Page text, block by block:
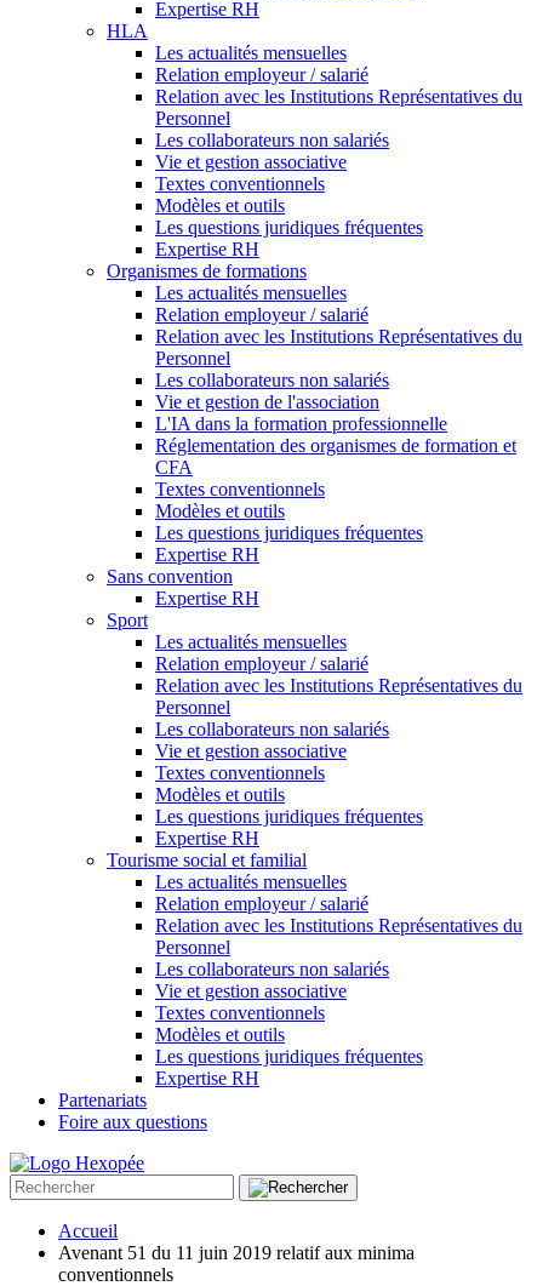
Expertise RH
HLA
Les actualités mensuelles
Relation employeur / salarié
Relation avec les Institutions Représentatives du
Personnel
Les collaborateurs non salariés
Vie et gestion associative
Textes conventionnels
Modèles et outils
Les questions juridiques fréquentes
Expertise RH
Organismes de formations
Les actualités mensuelles
Relation employeur / salarié
Relation avec les Institutions Représentatives du
Personnel
Les collaborateurs non salariés
Vie et gestion de l'association
L'IA dans la formation professionnelle
Réglementation des organismes de formation et
CFA
Textes conventionnels
Modèles et outils
Les questions juridiques fréquentes
Expertise RH
Sans convention
Expertise RH
Sport
Les actualités mensuelles
Relation employeur / salarié
Relation avec les Institutions Représentatives du
Personnel
Les collaborateurs non salariés
Vie et gestion associative
Textes conventionnels
Modèles et outils
Les questions juridiques fréquentes
Expertise RH
Tourisme social et familial
Les actualités mensuelles
Relation employeur / salarié
Relation avec les Institutions Représentatives du
Personnel
Les collaborateurs non salariés
Vie et gestion associative
Textes conventionnels
Modèles et outils
Les questions juridiques fréquentes
Expertise RH
Partenariats
Foire aux questions
Accueil
Avenant 51 du 11 juin 2019 relatif aux minima
conventionnels